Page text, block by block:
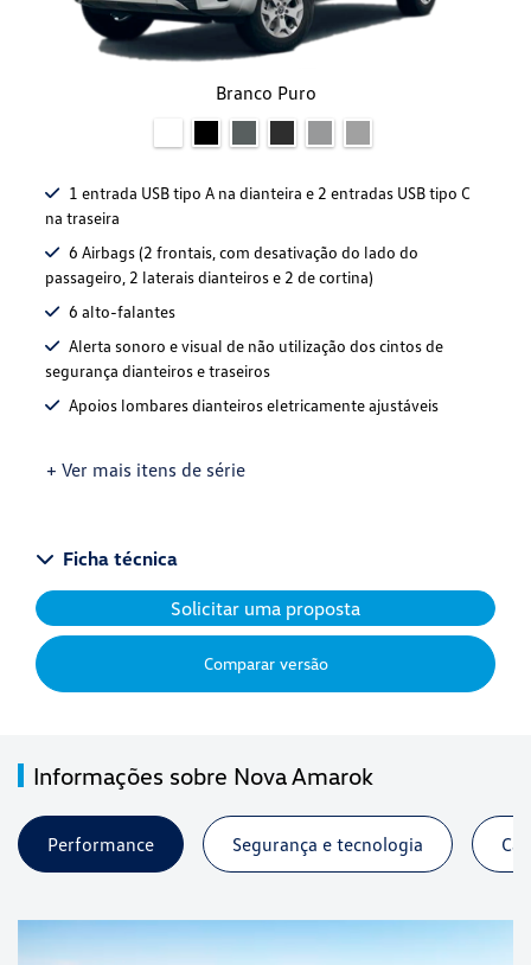
Branco Puro
1 entrada USB tipo A na dianteira e 2 entradas USB tipo C
na traseira
6 Airbags (2 frontais, com desativação do lado do
passageiro, 2 laterais dianteiros e 2 de cortina)
6 alto-falantes
Alerta sonoro e visual de não utilização dos cintos de
segurança dianteiros e traseiros
Apoios lombares dianteiros eletricamente ajustáveis
+ Ver mais itens de série
Ficha técnica
Solicitar uma proposta
Comparar versão
Informações sobre Nova Amarok
Performance Segurança e tecnologia